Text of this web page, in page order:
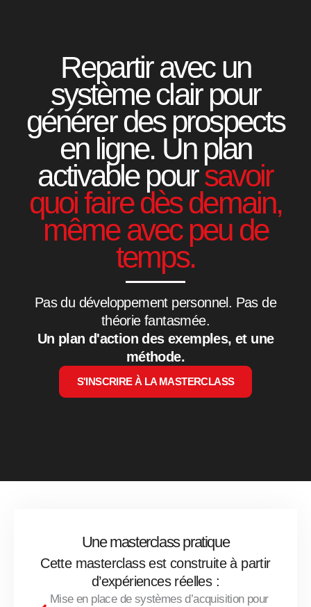
Repartir avec un
système clair pour
générer des prospects
en ligne. Un plan
activable poursavoir
quoi faire dès demain,
même avec peu de
temps.
Pas du développement personnel. Pas de
théorie fantasmée.
Un plan d'action des exemples, et une
méthode.
S'INSCRIRE À LA MASTERCLASS
Une masterclass pratique
Cette masterclass est construite à partir
d’expériences réelles :
Mise en place de systèmes d’acquisition pour